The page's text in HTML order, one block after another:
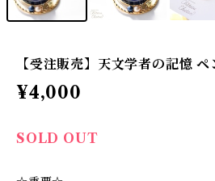
【受注販売】天文学者の記憶 ペ
¥4,000
SOLD OUT